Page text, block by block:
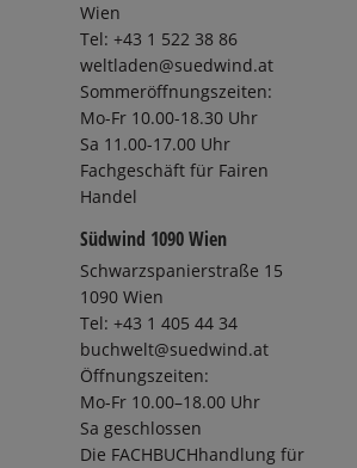
Wien
Tel: +43 1 522 38 86
weltladen@suedwind.at
Sommeröffnungszeiten:
Mo-Fr 10.00-18.30 Uhr
Sa 11.00-17.00 Uhr
Fachgeschäft für Fairen
Handel
Südwind 1090 Wien
Schwarzspanierstraße 15
1090 Wien
Tel: +43 1 405 44 34
buchwelt@suedwind.at
Öffnungszeiten:
Mo-Fr 10.00–18.00 Uhr
Sa geschlossen
Die FACHBUCHhandlung für